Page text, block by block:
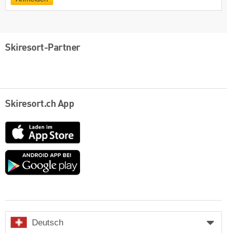
Skiresort-Partner
Skiresort.ch App
App
Store
Google
Deutsch